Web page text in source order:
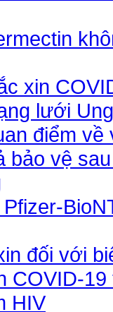
xin
lưới
điểm
bảo vệ
đối với
COVID-
HIV